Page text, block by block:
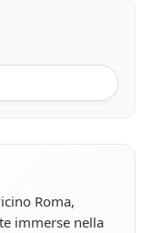
Roma,
immerse nella